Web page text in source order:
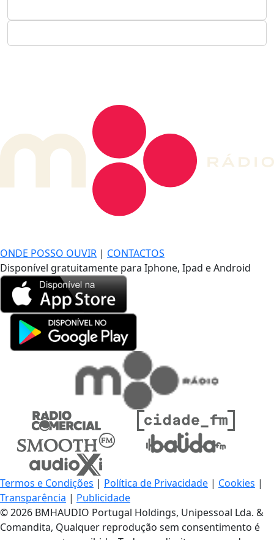
ONDE POSSO OUVIR | CONTACTOS
Disponível gratuitamente para Iphone, Ipad e Android
Termos e Condições | Política de Privacidade | Cookies |
Transparência | Publicidade
© 2026 BMHAUDIO Portugal Holdings, Unipessoal Lda. &
Comandita, Qualquer reprodução sem consentimento é